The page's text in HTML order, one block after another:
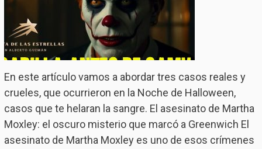
En este artículo vamos a abordar tres casos reales y
crueles, que ocurrieron en la Noche de Halloween,
casos que te helaran la sangre. El asesinato de Martha
Moxley: el oscuro misterio que marcó a Greenwich El
asesinato de Martha Moxley es uno de esos crímenes